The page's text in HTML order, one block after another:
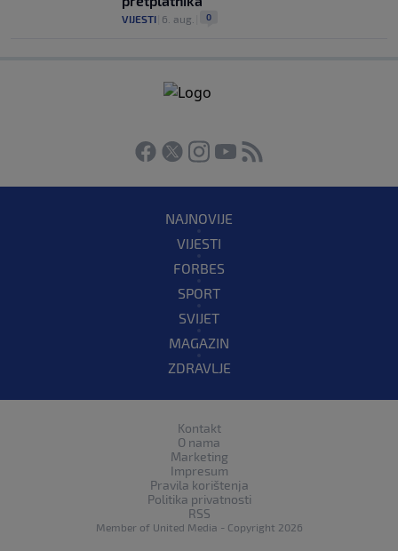
VIJESTI 6. aug. 0
NAJNOVIJE
VIJESTI
FORBES
SPORT
SVIJET
MAGAZIN
ZDRAVLJE
Kontakt
O nama
Marketing
Impresum
Pravila korištenja
Politika privatnosti
RSS
Member of United Media - Copyright 2026